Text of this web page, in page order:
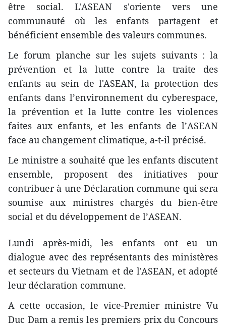
être social. L'ASEAN s'oriente vers une
communauté où les enfants partagent et
bénéficient ensemble des valeurs communes.
Le forum planche sur les sujets suivants : la
prévention et la lutte contre la traite des
enfants au sein de l'ASEAN, la protection des
enfants dans l’environnement du cyberespace,
la prévention et la lutte contre les violences
faites aux enfants, et les enfants de l’ASEAN
face au changement climatique, a-t-il précisé.
Le ministre a souhaité que les enfants discutent
ensemble, proposent des initiatives pour
contribuer à une Déclaration commune ​qui sera
soumise aux ministres chargés du bien-être
social et du développement de l’ASEAN.
Lundi après-midi, les enfants ont eu un
dialogue avec des représentants des ministères
et secteurs du Vietnam et de l'ASEAN, et adopté
leur déclaration commune.
A cette occasion, le vice-Premier ministre Vu
Duc Dam a remis les premiers prix du Concours